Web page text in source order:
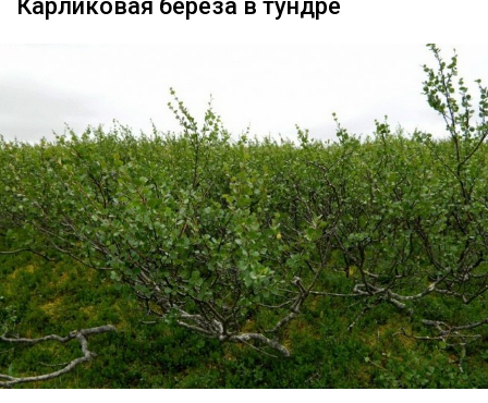
Карликовая береза в тундре